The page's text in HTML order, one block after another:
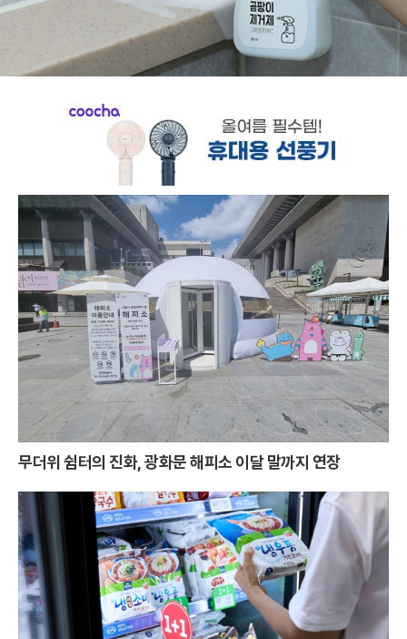
무더위 쉼터의 진화, 광화문 해피소 이달 말까지 연장